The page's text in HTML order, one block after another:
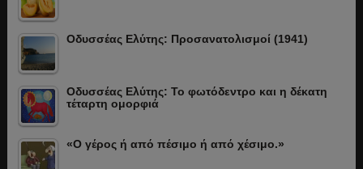
Οδυσσέας Ελύτης: Προσανατολισμοί (1941)
Οδυσσέας Ελύτης: Το φωτόδεντρο και η δέκατη
τέταρτη ομορφιά
«Ο γέρος ή από πέσιμο ή από χέσιμο.»